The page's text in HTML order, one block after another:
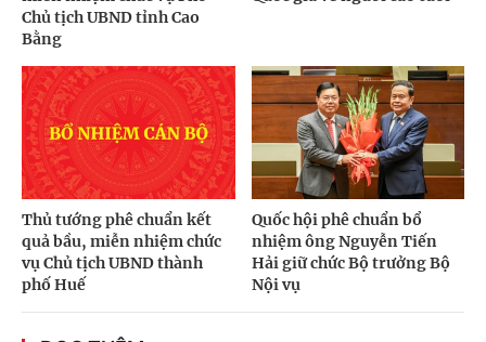
Chủ tịch UBND tỉnh Cao
Bằng
Thủ tướng phê chuẩn kết
quả bầu, miễn nhiệm chức
vụ Chủ tịch UBND thành
phố Huế
Quốc hội phê chuẩn bổ
nhiệm ông Nguyễn Tiến
Hải giữ chức Bộ trưởng Bộ
Nội vụ